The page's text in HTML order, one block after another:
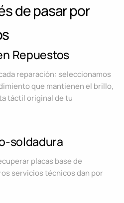
de pasar por
Repuestos
reparación: seleccionamos
que mantienen el brillo,
táctil original de tu
soldadura
placas base de
servicios técnicos dan por